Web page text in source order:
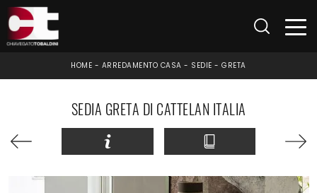
HOME - ARREDAMENTO CASA - SEDIE -GRETA
SEDIA GRETA DI CATTELAN ITALIA